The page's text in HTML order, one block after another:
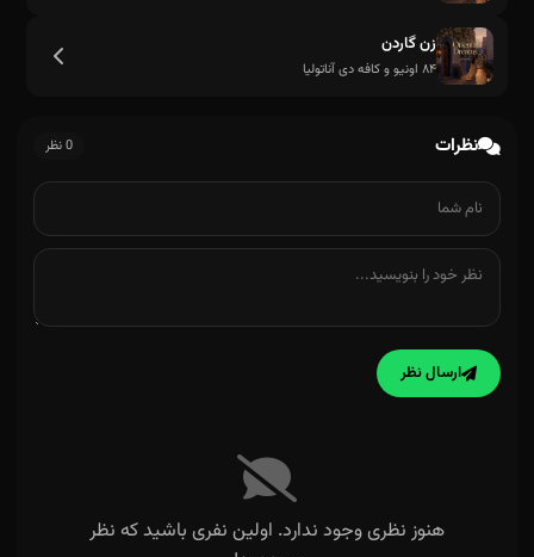
زن گاردن
۸۴ اونیو و کافه دی آناتولیا
نظرات 0 نظر
ارسال نظر
هنوز نظری وجود ندارد. اولین نفری باشید که نظر